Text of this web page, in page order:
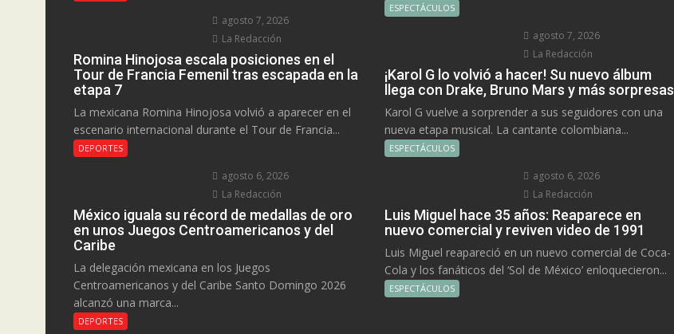
agosto 7, 2026
La Redacción
Romina Hinojosa escala posiciones en el
Tour de Francia Femenil tras escapada en la
etapa 7
La mexicana Romina Hinojosa volvió a aparecer en el
escenario internacional durante el Tour de Francia...
DEPORTES
agosto 6, 2026
La Redacción
México iguala su récord de medallas de oro
en unos Juegos Centroamericanos y del
Caribe
La delegación mexicana en los Juegos
Centroamericanos y del Caribe Santo Domingo 2026
alcanzó una marca...
DEPORTES
ESPECTÁCULOS
agosto 7, 2026
La Redacción
¡Karol G lo volvió a hacer! Su nuevo álbum
llega con Drake, Bruno Mars y más sorpresas
Karol G vuelve a sorprender a sus seguidores con una
nueva etapa musical. La cantante colombiana...
ESPECTÁCULOS
agosto 6, 2026
La Redacción
Luis Miguel hace 35 años: Reaparece en
nuevo comercial y reviven video de 1991
Luis Miguel reapareció en un nuevo comercial de Coca-
Cola y los fanáticos del ‘Sol de México’ enloquecieron...
ESPECTÁCULOS